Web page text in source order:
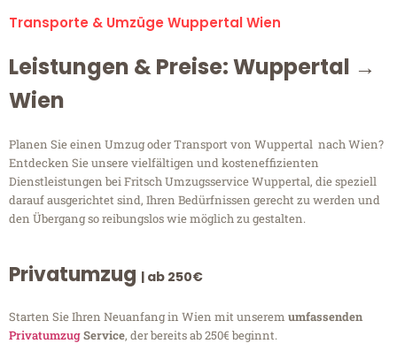
Transporte & Umzüge Wuppertal Wien
Leistungen & Preise: Wuppertal →
Wien
Planen Sie einen Umzug oder Transport von Wuppertal nach Wien?
Entdecken Sie unsere vielfältigen und kosteneffizienten
Dienstleistungen bei Fritsch Umzugsservice Wuppertal, die speziell
darauf ausgerichtet sind, Ihren Bedürfnissen gerecht zu werden und
den Übergang so reibungslos wie möglich zu gestalten.
Privatumzug | ab 250€
Starten Sie Ihren Neuanfang in Wien mit unserem umfassenden
PrivatumzugService, der bereits ab 250€ beginnt.